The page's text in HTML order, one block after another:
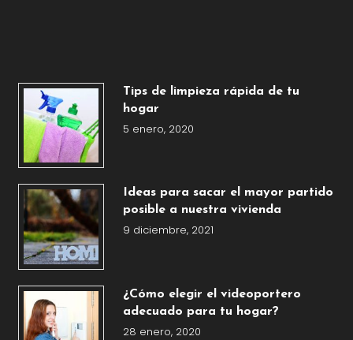
Tips de limpieza rápida de tu
hogar
5 enero, 2020
Ideas para sacar el mayor partido
posible a nuestra vivienda
9 diciembre, 2021
¿Cómo elegir el videoportero
adecuado para tu hogar?
28 enero, 2020